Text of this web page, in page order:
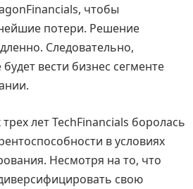
чтобы
потери. Решение
Следовательно,
вести бизнес сегменте
лет TechFinancials боролась
в условиях
Несмотря на то, что
свою